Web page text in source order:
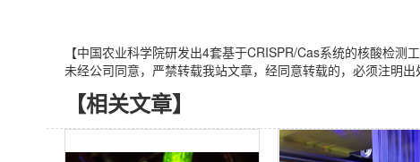
【中国农业科学院研发出4套基于CRISPR/Cas系统的核酸检
未经公司同意，严禁转载我站文章，经同意转载的，必须注明出
【相关文章】